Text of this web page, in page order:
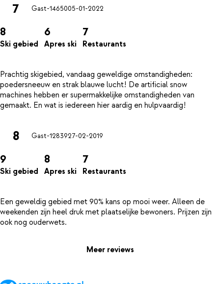
7 Gast-1465005-01-2022
8
Ski gebied
6
Apres ski
7
Restaurants
Prachtig skigebied, vandaag geweldige omstandigheden:
poedersneeuw en strak blauwe lucht! De artificial snow
machines hebben er supermakkelijke omstandigheden van
8 Gast-1283927-02-2019
9
Ski gebied
8
Apres ski
7
Restaurants
Een geweldig gebied met 90% kans op mooi weer. Alleen de
weekenden zijn heel druk met plaatselijke bewoners. Prijzen zijn
Meer reviews